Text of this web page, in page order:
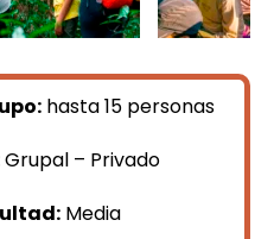
hasta 15 personas
Grupal – Privado
Media